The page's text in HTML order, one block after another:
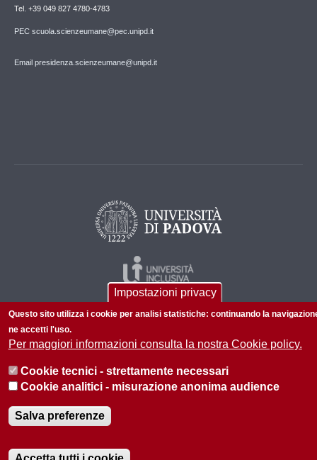
Tel. +39 049 827 4780-4783
PEC scuola.scienzeumane@pec.unipd.it
Email presidenza.scienzeumane@unipd.it
© 2026 Università di Padova - Tutti i diritti riservati
Informazioni sul sito
Impostazioni privacy
Questo sito utilizza i cookie per analisi statistiche: continuando la
ne accetti l'uso.
Per maggiori informazioni consulta la nostra Cookie policy.
Cookie tecnici - strettamente necessari
Cookie analitici - misurazione anonima audience
Salva preferenze